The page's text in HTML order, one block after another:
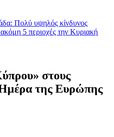
Πολύ υψηλός κίνδυνος
5 περιοχές την Κυριακή
στους
της Ευρώπης